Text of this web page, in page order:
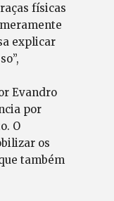
físicas
explicar
Evandro
por
O
os
também